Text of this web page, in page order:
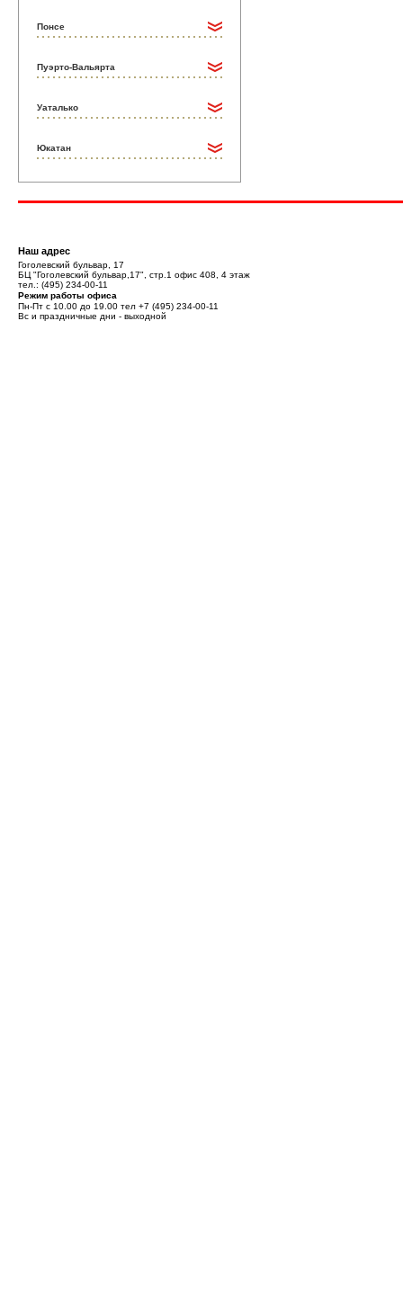
Понсе
Пуэрто-Вальярта
Уаталько
Юкатан
Наш адрес
Гоголевский бульвар, 17
БЦ "Гоголевский бульвар,17", стр.1 офис 408, 4 этаж
тел.: (495) 234-00-11
Режим работы офиса
Пн-Пт с 10.00 до 19.00 тел +7 (495) 234-00-11
Вс и праздничные дни - выходной